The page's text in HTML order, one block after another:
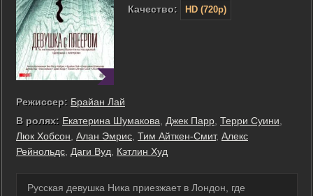
Качество:
HD (720p)
Режиссер: Брайан Лай
В ролях: Екатерина Шумакова Джек Парр Терри Суини
Люк Хобсон Алан Эмрис Тим Айткен-Смит, Алекс
Рейнольдс Даги Вуд Кэтлин Худ
Русская девушка Ника приезжает в Лондон, где